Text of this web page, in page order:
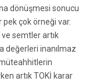
dönüşmesi sonucu
çok örneği var.
semtler artık
değerleri inanılmaz
artık TOKİ karar